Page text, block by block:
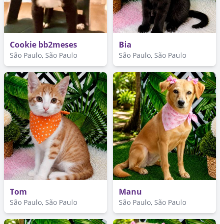
Cookie bb2meses
São Paulo, São Paulo
Bia
São Paulo, São Paulo
Tom
São Paulo, São Paulo
Manu
São Paulo, São Paulo